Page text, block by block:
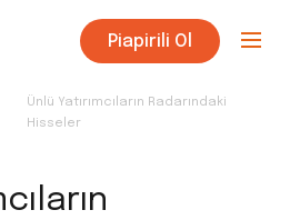
Piapirili Ol
Ünlü Yatırımcıların Radarındaki
Hisseler